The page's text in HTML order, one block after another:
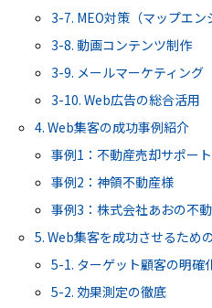
3-7. MEO対策（マップエン
3-8. 動画コンテンツ制作
3-9. メールマーケティング
3-10. Web広告の総合活用
4. Web集客の成功事例紹介
事例1：不動産売却サポー
事例2：神領不動産様
事例3：株式会社あおの不
5. Web集客を成功させるため
5-1. ターゲット顧客の明確
5-2. 効果測定の徹底